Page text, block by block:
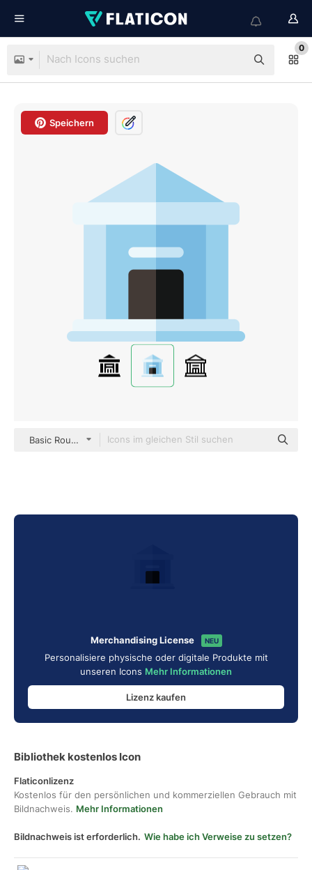
0
Speichern
Basic Rounded Flat
Merchandising License NEU
Personalisiere physische oder digitale Produkte mit
unseren Icons Mehr Informationen
Lizenz kaufen
Bibliothek kostenlos Icon
Flaticonlizenz
Kostenlos für den persönlichen und kommerziellen Gebrauch mit
Bildnachweis. Mehr Informationen
Bildnachweis ist erforderlich. Wie habe ich Verweise zu setzen?